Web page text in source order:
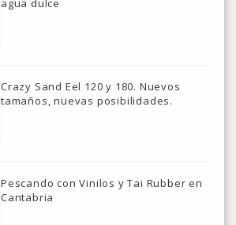
agua dulce
Crazy Sand Eel 120 y 180. Nuevos
tamaños, nuevas posibilidades.
Pescando con Vinilos y Tai Rubber en
Cantabria